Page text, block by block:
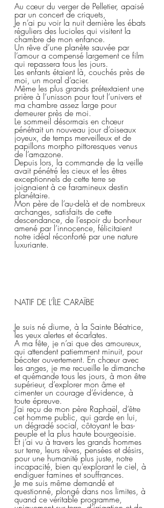
Au cœur du verger de Pelletier, apaisé
par un concert de criquets,
Je n’ai pu voir la nuit dernière les ébats
réguliers des lucioles qui visitent la
chambre de mon enfance.
Un rêve d’une planète sauvée par
l’amour a compensé largement ce film
qui repassera tous les jours.
Les enfants étaient là, couchés près de
moi, un moral d’acier.
Même les plus grands prétextaient une
prière à l’unisson pour tout l’univers et
ma chambre assez large pour
demeurer près de moi.
Le sommeil désormais en chœur
pénétrait un nouveau jour d’oiseaux
joyeux, de temps merveilleux et de
papillons morpho pittoresques venus
de l’amazone.
Depuis lors, la commande de la veille
avait pénétré les cieux et les êtres
exceptionnels de cette terre se
joignaient à ce faramineux destin
planétaire.
Mon père de l’au-delà et de nombreux
archanges, satisfaits de cette
descendance, de l’espoir du bonheur
amené par l’innocence, félicitaient
notre idéal réconforté par une nature
luxuriante.
NATIF DE L’ÎLE CARAÏBE
Je suis né diurne, à la Sainte Béatrice,
les yeux alertes et écarlates.
A ma fête, je n’ai que des amoureux,
qui attendent patiemment minuit, pour
bécoter ouvertement. En chœur avec
les anges, je me recueille le dimanche
et quémande tous les jours, à mon être
supérieur, d’explorer mon âme et
cimenter un courage d’évidence, à
toute épreuve.
J’ai reçu de mon père Raphaël, d’être
cet homme public, qui garde en lui,
un dégradé social, côtoyant le bas-
peuple et la plus haute bourgeoisie.
Et j’ai vu à travers les grands hommes
sur terre, leurs rêves, pensées et désirs,
pour une humanité plus juste, notre
incapacité, bien qu’explorant le ciel, à
endiguer famines et souffrances.
Je me suis même demandé et
questionné, plongé dans nos limites, à
quand ce véritable programme,